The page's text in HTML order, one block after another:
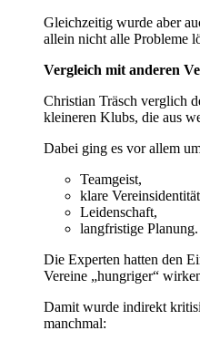
Gleichzeitig wurde aber
allein nicht alle Probleme
Vergleich mit anderen
Christian Träsch verglich
kleineren Klubs, die aus
Dabei ging es vor allem
Teamgeist,
klare
Leidenschaft,
langfristige Planung.
Die Experten hatten den
Vereine „hungriger“
Damit wurde indirekt
manchmal: